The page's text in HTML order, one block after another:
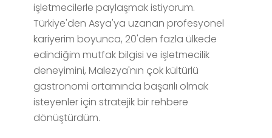
işletmecilerle paylaşmak istiyorum.
Türkiye'den Asya'ya uzanan profesyonel
kariyerim boyunca, 20'den fazla ülkede
edindiğim mutfak bilgisi ve işletmecilik
deneyimini, Malezya'nın çok kültürlü
gastronomi ortamında başarılı olmak
isteyenler için stratejik bir rehbere
dönüştürdüm.